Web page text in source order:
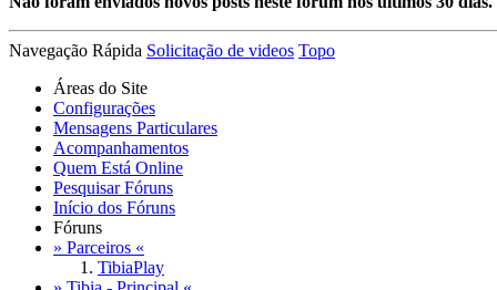
Navegação Rápida Solicitação de videos Topo
Áreas do Site
Configurações
Mensagens Particulares
Acompanhamentos
Quem Está Online
Pesquisar Fóruns
Início dos Fóruns
Fóruns
» Parceiros «
TibiaPlay